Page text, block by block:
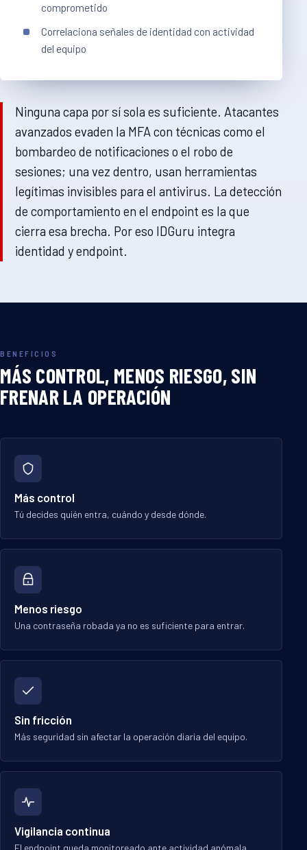
comprometido
Correlaciona señales de identidad con actividad
del equipo
Ninguna capa por sí sola es suficiente. Atacantes
avanzados evaden la MFA con técnicas como el
bombardeo de notificaciones o el robo de
sesiones; una vez dentro, usan herramientas
legítimas invisibles para el antivirus. La detección
de comportamiento en el endpoint es la que
cierra esa brecha. Por eso IDGuru integra
identidad y endpoint.
BENEFICIOS
MÁS CONTROL, MENOS RIESGO, SIN
FRENAR LA OPERACIÓN
Más control
Tú decides quién entra, cuándo y desde dónde.
Menos riesgo
Una contraseña robada ya no es suficiente para entrar.
Sin fricción
Más seguridad sin afectar la operación diaria del equipo.
Vigilancia continua
El endpoint queda monitoreado ante actividad anómala.